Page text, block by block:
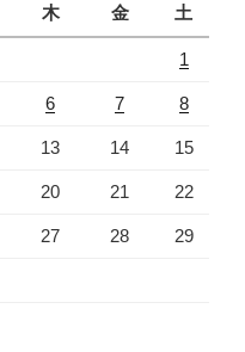
木 金 土
1
6 7 8
13 14 15
20 21 22
27 28 29